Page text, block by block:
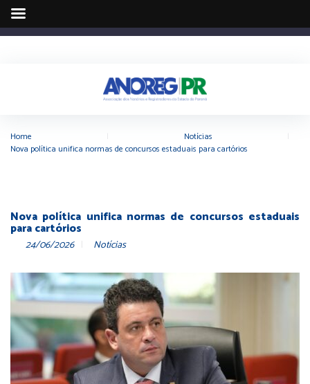
Home Notícias
Nova política unifica normas de concursos estaduais para cartórios
Nova política unifica normas de concursos estaduais
para cartórios
24/06/2026 Notícias